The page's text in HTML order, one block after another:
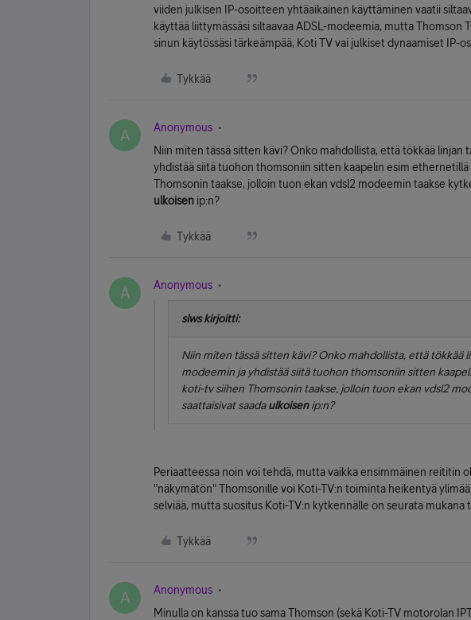
viiden julkisen IP-osoitteen yhtäaikainen käyttäminen vaatii
käyttää liittymässäsi siltaavaa ADSL-modeemia, mutta Thomson
sinun käytössäsi tärkeämpää, Koti TV vai julkiset dynaamiset IP-
Tykkää
A Anonymous
Niin miten tässä sitten kävi? Onko mahdollista, että tökkää linjan
yhdistää siitä tuohon thomsoniin sitten kaapelin esim ethernetillä
Thomsonin taakse, jolloin tuon ekan vdsl2 modeemin taakse
ulkoisen ip:n?
Tykkää
A Anonymous
slws kirjoitti:
Niin miten tässä sitten kävi? Onko mahdollista, että tökkää
modeemin ja yhdistää siitä tuohon thomsoniin sitten
koti-tv siihen Thomsonin taakse, jolloin tuon ekan vdsl2
saattaisivat saadaulkoisenip:n?
Periaatteessa noin voi tehdä, mutta vaikka ensimmäinen reititin
"näkymätön" Thomsonille voi Koti-TV:n toiminta heikentyä
selviää, mutta suositus Koti-TV:n kytkennälle on seurata mukana
Tykkää
A Anonymous
Minulla on kanssa tuo sama Thomson (sekä Koti-TV motorolan